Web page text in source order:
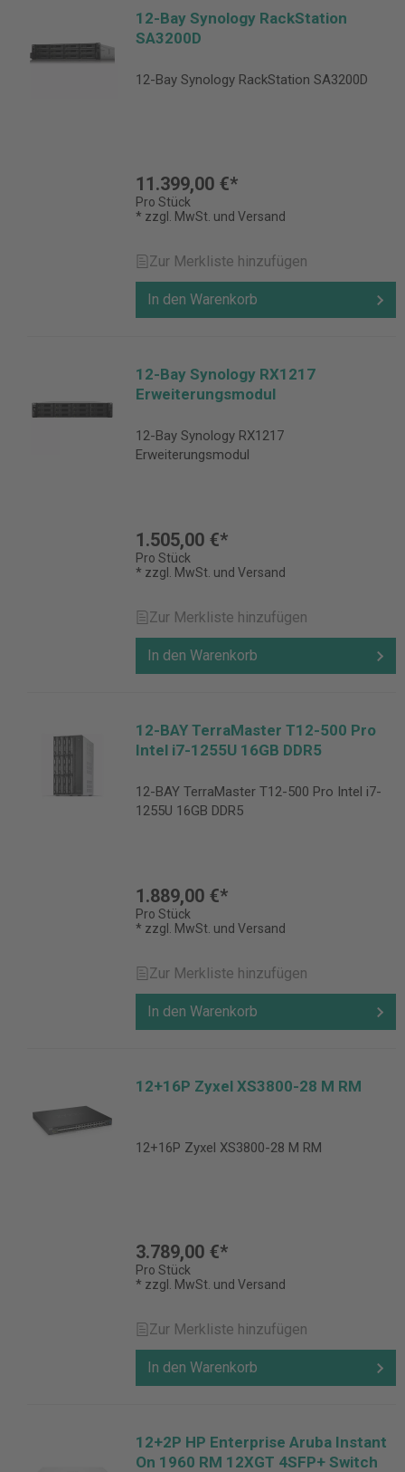
12-Bay Synology RackStation
SA3200D
12-Bay Synology RackStation SA3200D
11.399,00 €*
Pro Stück
* zzgl. MwSt. und Versand
Zur Merkliste hinzufügen
In den Warenkorb
12-Bay Synology RX1217
Erweiterungsmodul
12-Bay Synology RX1217
Erweiterungsmodul
1.505,00 €*
Pro Stück
* zzgl. MwSt. und Versand
Zur Merkliste hinzufügen
In den Warenkorb
12-BAY TerraMaster T12-500 Pro
Intel i7-1255U 16GB DDR5
12-BAY TerraMaster T12-500 Pro Intel i7-
1255U 16GB DDR5
1.889,00 €*
Pro Stück
* zzgl. MwSt. und Versand
Zur Merkliste hinzufügen
In den Warenkorb
12+16P Zyxel XS3800-28 M RM
12+16P Zyxel XS3800-28 M RM
3.789,00 €*
Pro Stück
* zzgl. MwSt. und Versand
Zur Merkliste hinzufügen
In den Warenkorb
12+2P HP Enterprise Aruba Instant
On 1960 RM 12XGT 4SFP+ Switch